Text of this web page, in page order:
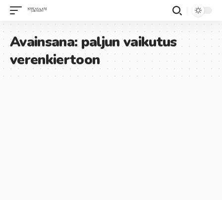
Avainsana:paljun vaikutus
verenkiertoon